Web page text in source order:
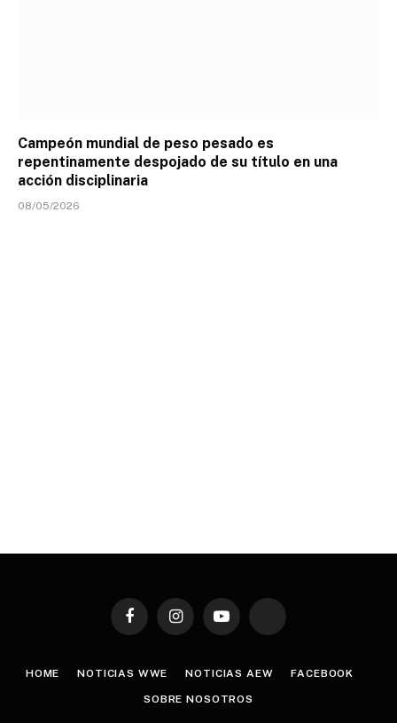
Campeón mundial de peso pesado es
repentinamente despojado de su título en una
acción disciplinaria
08/05/2026
FacebookInstagramYouTube TikTok
HOME NOTICIAS WWE NOTICIAS AEW FACEBOOK
SOBRE NOSOTROS